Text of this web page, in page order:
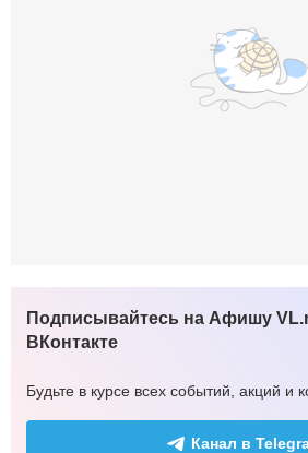
Подписывайтесь на Афишу
ВКонтакте
Будьте в курсе всех событий, акций и
Канал в